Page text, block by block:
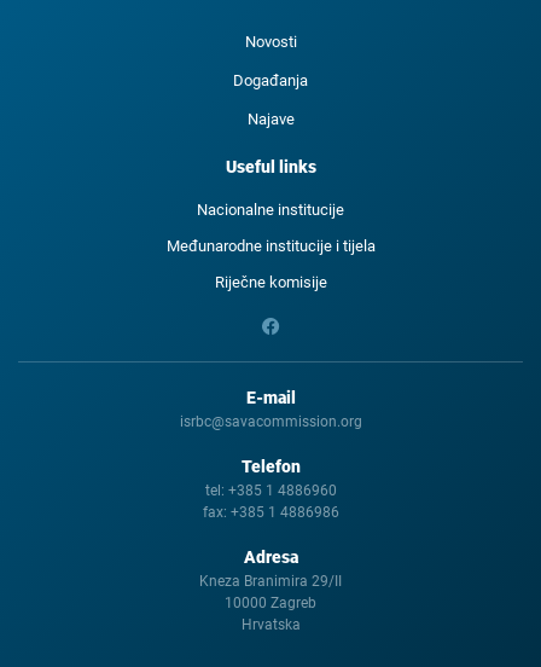
Novosti
Događanja
Najave
Useful links
Nacionalne institucije
Međunarodne institucije i tijela
Riječne komisije
E-mail
isrbc@savacommission.org
Telefon
tel: +385 1 4886960
fax: +385 1 4886986
Adresa
Kneza Branimira 29/II
10000 Zagreb
Hrvatska